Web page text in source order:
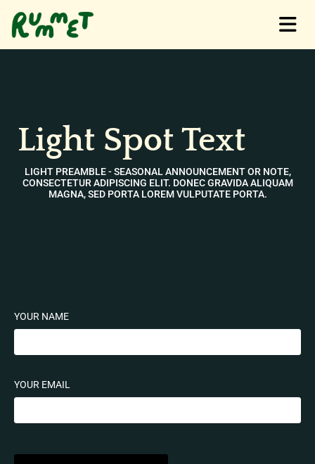
Light Spot Text
LIGHT PREAMBLE - SEASONAL ANNOUNCEMENT OR NOTE,
CONSECTETUR ADIPISCING ELIT. DONEC GRAVIDA ALIQUAM
MAGNA, SED PORTA LOREM VULPUTATE PORTA.
YOUR NAME
YOUR EMAIL